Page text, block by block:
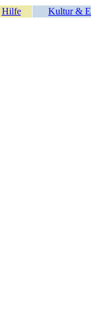
Hilfe Kultur &